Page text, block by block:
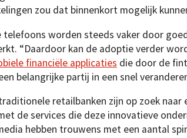
zou dat binnenkort mogelijk
telefoons worden steeds vaker door
“Daardoor kan de adoptie verder
financiële applicaties die door de
belangrijke partij in een snel
retailbanken zijn op zoek
de services die deze innovatieve
hebben trouwens met een aantal